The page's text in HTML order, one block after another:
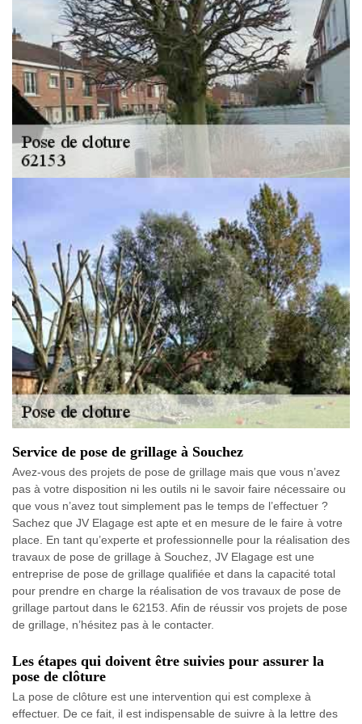
Service de pose de grillage à Souchez
Avez-vous des projets de pose de grillage mais que vous n’avez
pas à votre disposition ni les outils ni le savoir faire nécessaire ou
que vous n’avez tout simplement pas le temps de l’effectuer ?
Sachez que JV Elagage est apte et en mesure de le faire à votre
place. En tant qu’experte et professionnelle pour la réalisation des
travaux de pose de grillage à Souchez, JV Elagage est une
entreprise de pose de grillage qualifiée et dans la capacité total
pour prendre en charge la réalisation de vos travaux de pose de
grillage partout dans le 62153. Afin de réussir vos projets de pose
de grillage, n’hésitez pas à le contacter.
Les étapes qui doivent être suivies pour assurer la
pose de clôture
La pose de clôture est une intervention qui est complexe à
effectuer. De ce fait, il est indispensable de suivre à la lettre des